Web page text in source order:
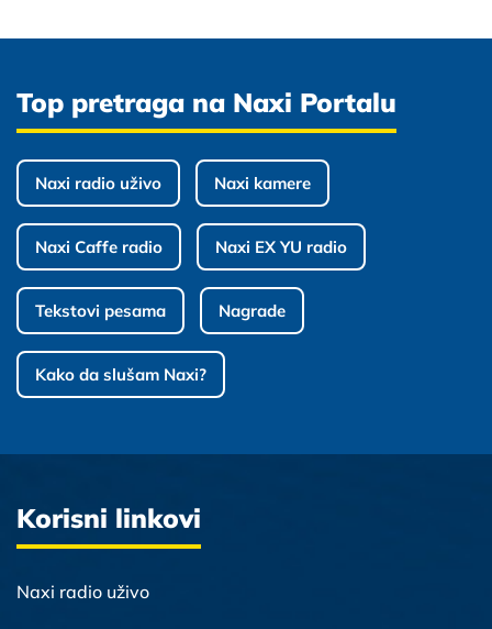
Top pretraga na Naxi Portalu
Naxi radio uživo Naxi kamere
Naxi Caffe radio Naxi EX YU radio
Tekstovi pesama Nagrade
Kako da slušam Naxi?
Korisni linkovi
Naxi radio uživo